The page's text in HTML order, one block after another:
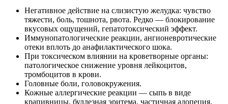
Негативное действие на слизистую желудка: чувство
тяжести, боль, тошнота, рвота. Редко — блокирование
вкусовых ощущений, гепатотоксический эффект.
Иммунопатологические реакции, ангионевротические
отеки вплоть до анафилактического шока.
При токсическом влиянии на кроветворные органы:
патологическое снижение уровня лейкоцитов,
тромбоцитов в крови.
Головные боли, головокружения.
Кожные аллергические реакции — сыпь в виде
крапивницы, буллезная эритема, частичная алопеция,